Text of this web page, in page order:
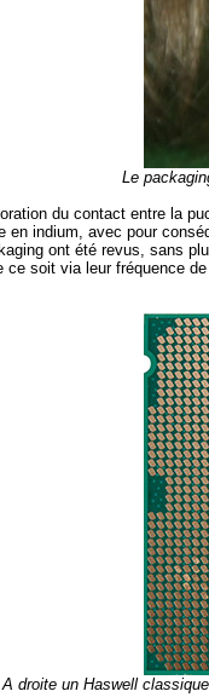
Le
du contact entre la
en indium, avec pour
ont été revus, sans
soit via leur fréquence
A droite un Haswell